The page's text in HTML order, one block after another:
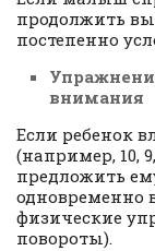
продолжить
постепенно
внимания
Если ребенок
(например, 10,
предложить
одновременно
физические
повороты).